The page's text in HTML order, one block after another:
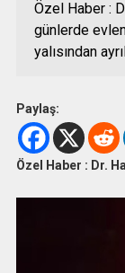
Özel Haber :
günlerde
yalısından
Paylaş:
Özel Haber : Dr.